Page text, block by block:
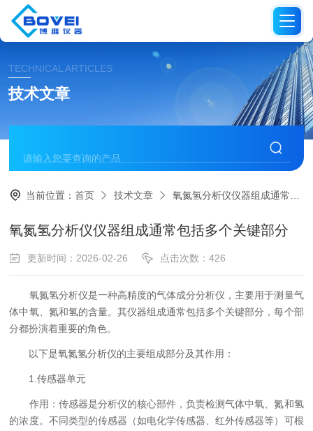
TECHNICAL ARTICLES
技术文章
当前位置：首页 技术文章 氧氮氢分析仪仪器组成通常包括多个关键部分
氧氮氢分析仪仪器组成通常包括多个关键部分
更新时间：2026-02-26 点击次数：426
氧氮氢分析仪是一种高精度的气体成分分析仪，主要用于测量气
体中氧、氮和氢的含量。其仪器组成通常包括多个关键部分，每个部
分都扮演着重要的角色。
以下是氧氮氢分析仪的主要组成部分及其作用：
1.传感器单元
作用：传感器是分析仪的核心部件，负责检测气体中氧、氮和氢
的浓度。不同类型的传感器（如电化学传感器、红外传感器等）可根